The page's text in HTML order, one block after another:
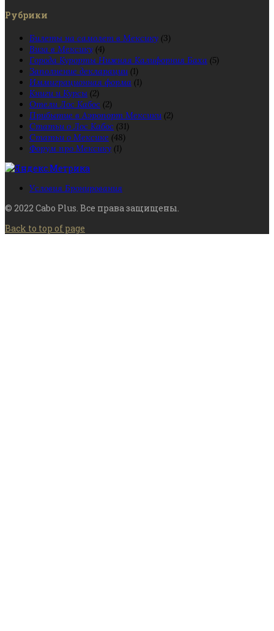
Рубрики
Билеты на самолет в Мексику (3)
Виза в Мексику (4)
Города Курорты Нижняя Калифорния Баха (5)
Заполнение декларации (1)
Иммиграционная форма (1)
Книги и Курсы (2)
Отели Лос Кабос (2)
Прибытие в Аэропорт Мексики (2)
Статьи о Лос Кабос (31)
Статьи о Мексике (48)
Форум про Мексику (1)
Условия Бронирования
© 2022 Cabo Plus. Все права защищены.
Back to top of page